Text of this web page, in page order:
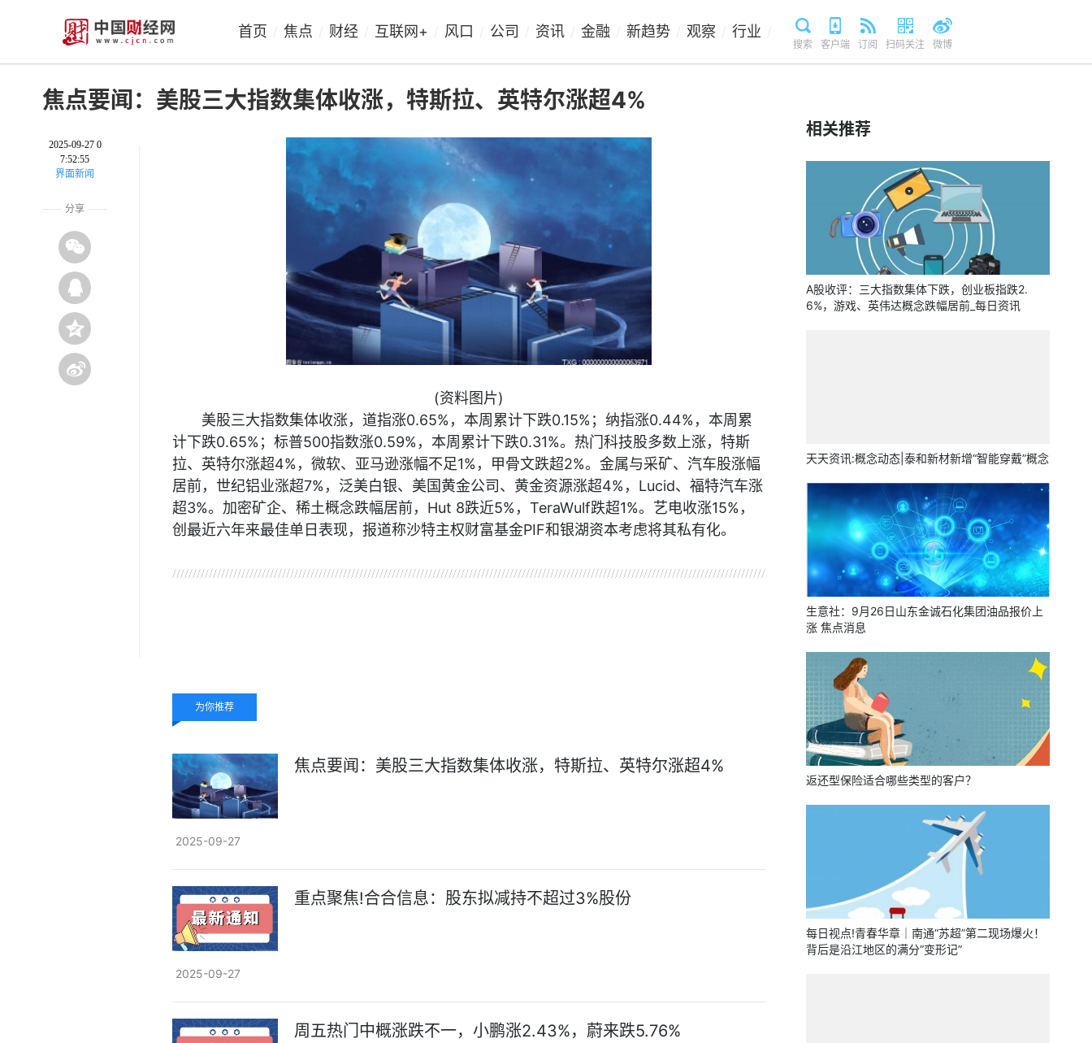
首页 焦点 财经 互联网+ 风口 公司 资讯 金融 新趋势 观察 行业
搜索 客户端 订阅 扫码关注 微博
焦点要闻：美股三大指数集体收涨，特斯拉、英特尔涨超4%
2025-09-27 0
7:52:55
界面新闻
分享
(资料图片)
美股三大指数集体收涨，道指涨0.65%，本周累计下跌0.15%；纳指涨0.44%，本周累
计下跌0.65%；标普500指数涨0.59%，本周累计下跌0.31%。热门科技股多数上涨，特斯
拉、英特尔涨超4%，微软、亚马逊涨幅不足1%，甲骨文跌超2%。金属与采矿、汽车股涨幅
居前，世纪铝业涨超7%，泛美白银、美国黄金公司、黄金资源涨超4%，Lucid、福特汽车涨
超3%。加密矿企、稀土概念跌幅居前，Hut 8跌近5%，TeraWulf跌超1%。艺电收涨15%，
创最近六年来最佳单日表现，报道称沙特主权财富基金PIF和银湖资本考虑将其私有化。
为你推荐
焦点要闻：美股三大指数集体收涨，特斯拉、英特尔涨超4%
2025-09-27
重点聚焦!合合信息：股东拟减持不超过3%股份
2025-09-27
周五热门中概涨跌不一，小鹏涨2.43%，蔚来跌5.76%
相关推荐
A股收评：三大指数集体下跌，创业板指跌2.
6%，游戏、英伟达概念跌幅居前_每日资讯
天天资讯:概念动态|泰和新材新增“智能穿戴”概念
生意社：9月26日山东金诚石化集团油品报价上
涨 焦点消息
返还型保险适合哪些类型的客户？
每日视点!青春华章｜南通“苏超”第二现场爆火！
背后是沿江地区的满分“变形记”